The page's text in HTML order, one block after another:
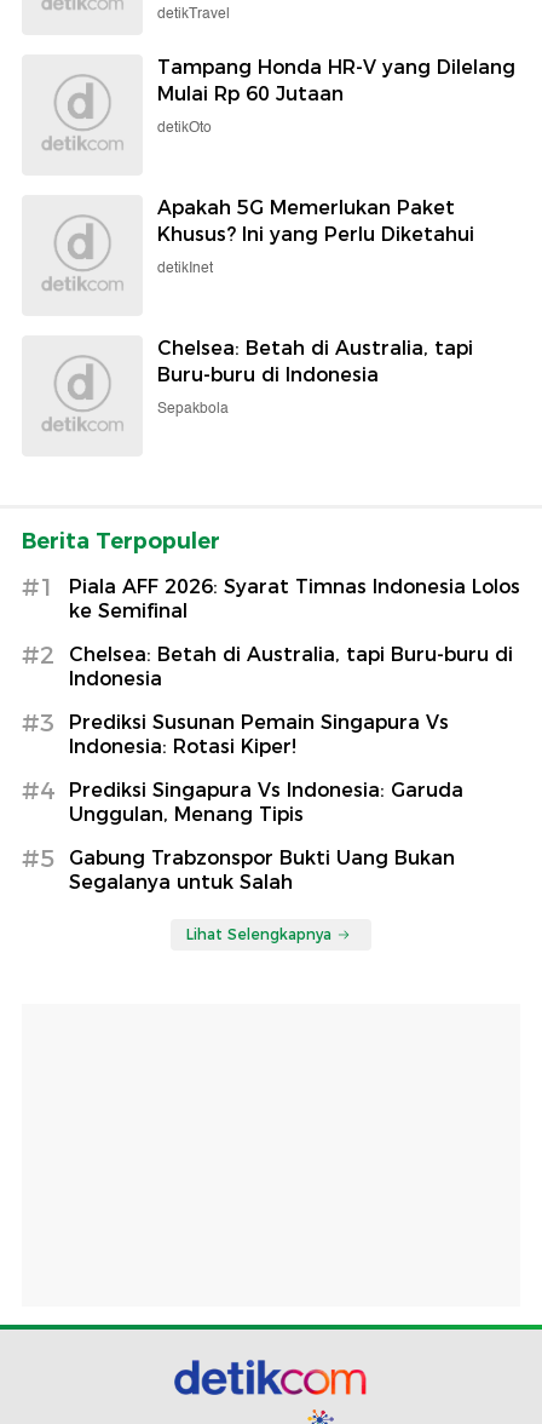
detikTravel
Tampang Honda HR-V yang Dilelang
Mulai Rp 60 Jutaan
detikOto
Apakah 5G Memerlukan Paket
Khusus? Ini yang Perlu Diketahui
detikInet
Chelsea: Betah di Australia, tapi
Buru-buru di Indonesia
Sepakbola
Berita Terpopuler
#1
Piala AFF 2026: Syarat Timnas Indonesia Lolos
ke Semifinal
#2
Chelsea: Betah di Australia, tapi Buru-buru di
Indonesia
#3
Prediksi Susunan Pemain Singapura Vs
Indonesia: Rotasi Kiper!
#4
Prediksi Singapura Vs Indonesia: Garuda
Unggulan, Menang Tipis
#5
Gabung Trabzonspor Bukti Uang Bukan
Segalanya untuk Salah
Lihat Selengkapnya